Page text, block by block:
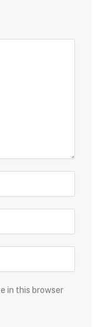
in this browser